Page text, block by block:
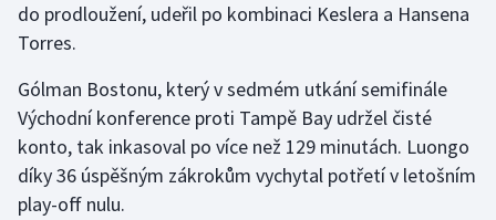
Rychlobruslení
Rychlostní kanoistika
Short track
Sportovní střelba
do prodloužení, udeřil po kombinaci Keslera a Hansena
Torres.
Gólman Bostonu, který v sedmém utkání semifinále
Východní konference proti Tampě Bay udržel čisté
konto, tak inkasoval po více než 129 minutách. Luongo
díky 36 úspěšným zákrokům vychytal potřetí v letošním
play-off nulu.